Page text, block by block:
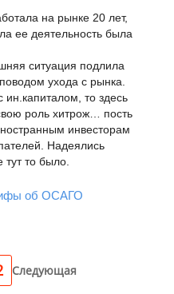
на рынке 20 лет,
ее деятельность была
ситуация подлила
ухода с рынка.
ин.капиталом, то здесь
роль хитрож… пость
инвесторам
Надеялись
то было.
об ОСАГО
Следующая